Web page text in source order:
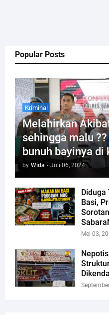
Popular Posts
Kriminal
Melahirkan
sehingga malu
bunuh bayinya di
by Wida - Juli 06, 2024
Diduga
Basi,
Mei 03,